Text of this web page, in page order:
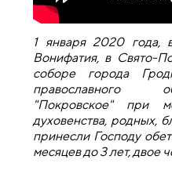
1 января 2020 года,
Вонифатия, в Свято-
соборе города
православного
"Покровское" при
духовенства, родных,
принесли Господу
месяцев до 3 лет, двое